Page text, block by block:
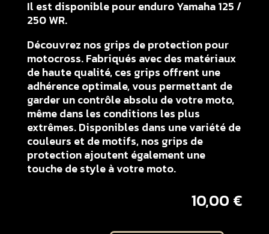
Il est disponible pour enduro Yamaha 125 /
250 WR.
Découvrez nos grips de protection pour
motocross. Fabriqués avec des matériaux
de haute qualité, ces grips offrent une
adhérence optimale, vous permettant de
garder un contrôle absolu de votre moto,
même dans les conditions les plus
extrêmes. Disponibles dans une variété de
couleurs et de motifs, nos grips de
protection ajoutent également une
touche de style à votre moto.
10,00 €